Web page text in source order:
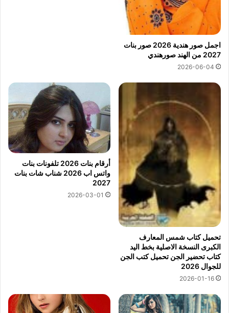
اجمل صور هندية 2026 صور بنات
2027 من الهند صورهندي
2026-06-04
تحميل كتاب شمس المعارف
الكبرى النسخة الاصلية بخط اليد
كتاب تحضير الجن تحميل كتب الجن
للجوال 2026
2026-01-16
أرقام بنات 2026 تلفونات بنات
واتس اب 2026 شناب شات بنات
2027
2026-03-01